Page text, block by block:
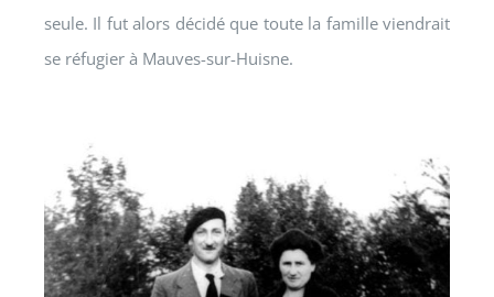
seule. Il fut alors décidé que toute la famille viendrait
se réfugier à Mauves-sur-Huisne.